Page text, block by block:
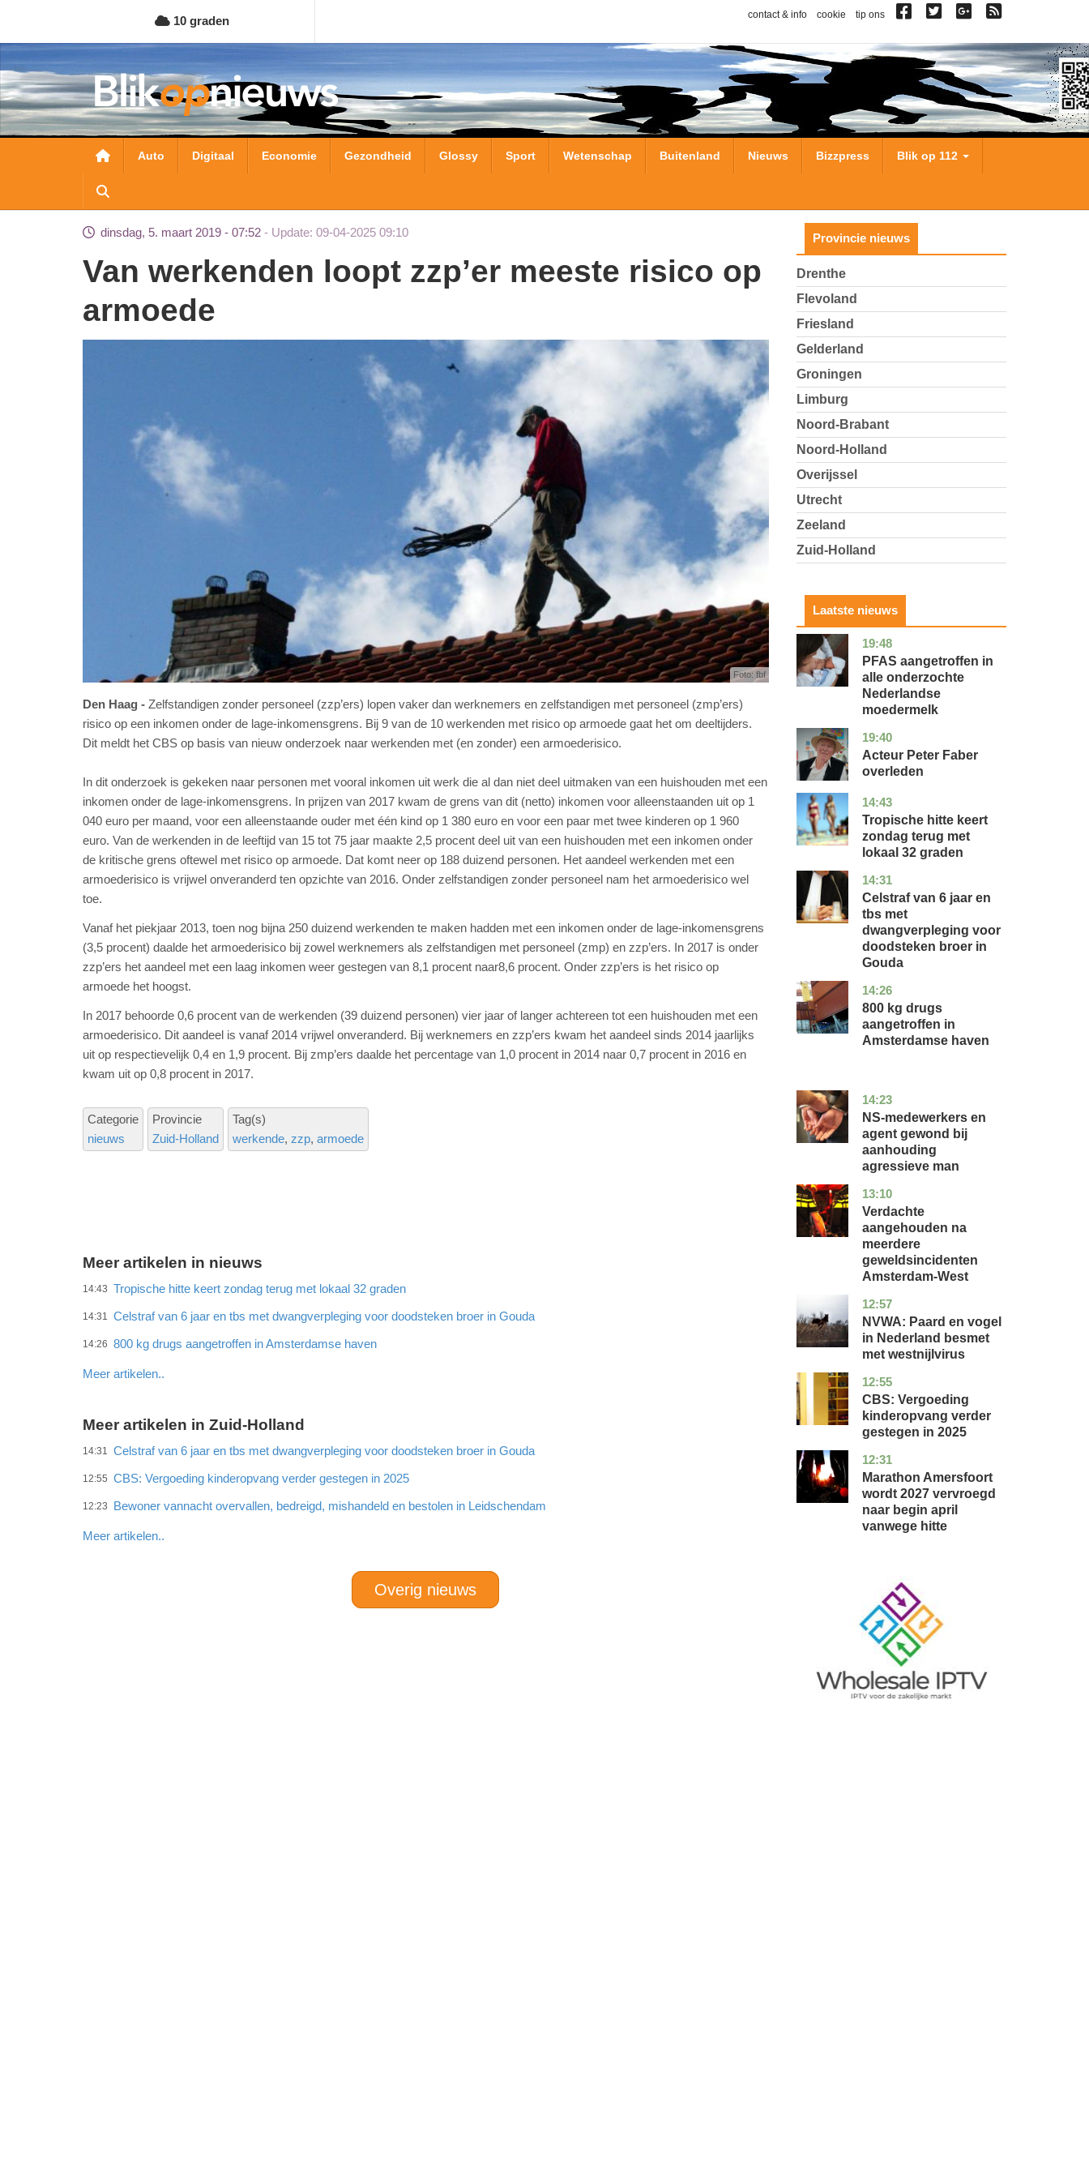
naar
de
inhoud
gaan
10 graden contact & info cookie tip ons
Hoofdnavigatie
Auto Digitaal Economie Gezondheid Glossy Sport Wetenschap Buitenland Nieuws Bizzpress Blik op 112
dinsdag, 5. maart 2019 - 07:52 Update: 09-04-2025 09:10
Van werkenden loopt zzp’er meeste risico op
armoede
Foto: fbf
Den Haag
Zelfstandigen zonder personeel (zzp’ers) lopen vaker dan werknemers en zelfstandigen met personeel (zmp’ers)
risico op een inkomen onder de lage-inkomensgrens. Bij 9 van de 10 werkenden met risico op armoede gaat het om deeltijders.
Dit meldt het CBS op basis van nieuw onderzoek naar werkenden met (en zonder) een armoederisico.
In dit onderzoek is gekeken naar personen met vooral inkomen uit werk die al dan niet deel uitmaken van een huishouden met een
inkomen onder de lage-inkomensgrens. In prijzen van 2017 kwam de grens van dit (netto) inkomen voor alleenstaanden uit op 1
040 euro per maand, voor een alleenstaande ouder met één kind op 1 380 euro en voor een paar met twee kinderen op 1 960
euro. Van de werkenden in de leeftijd van 15 tot 75 jaar maakte 2,5 procent deel uit van een huishouden met een inkomen onder
de kritische grens oftewel met risico op armoede. Dat komt neer op 188 duizend personen. Het aandeel werkenden met een
armoederisico is vrijwel onveranderd ten opzichte van 2016. Onder zelfstandigen zonder personeel nam het armoederisico wel
toe.
Vanaf het piekjaar 2013, toen nog bijna 250 duizend werkenden te maken hadden met een inkomen onder de lage-inkomensgrens
(3,5 procent) daalde het armoederisico bij zowel werknemers als zelfstandigen met personeel (zmp) en zzp’ers. In 2017 is onder
zzp’ers het aandeel met een laag inkomen weer gestegen van 8,1 procent naar8,6 procent. Onder zzp’ers is het risico op
armoede het hoogst.
In 2017 behoorde 0,6 procent van de werkenden (39 duizend personen) vier jaar of langer achtereen tot een huishouden met een
armoederisico. Dit aandeel is vanaf 2014 vrijwel onveranderd. Bij werknemers en zzp’ers kwam het aandeel sinds 2014 jaarlijks
uit op respectievelijk 0,4 en 1,9 procent. Bij zmp’ers daalde het percentage van 1,0 procent in 2014 naar 0,7 procent in 2016 en
kwam uit op 0,8 procent in 2017.
Categorie
nieuws
Provincie
Zuid-Holland
Tag(s)
werkende zzp armoede
Meer artikelen in nieuws
14:43 Tropische hitte keert zondag terug met lokaal 32 graden
14:31 Celstraf van 6 jaar en tbs met dwangverpleging voor doodsteken broer in Gouda
14:26 800 kg drugs aangetroffen in Amsterdamse haven
Meer artikelen..
Meer artikelen in Zuid-Holland
14:31 Celstraf van 6 jaar en tbs met dwangverpleging voor doodsteken broer in Gouda
12:55 CBS: Vergoeding kinderopvang verder gestegen in 2025
12:23 Bewoner vannacht overvallen, bedreigd, mishandeld en bestolen in Leidschendam
Meer artikelen..
Overig nieuws
Provincie nieuws
Drenthe
Flevoland
Friesland
Gelderland
Groningen
Limburg
Noord-Brabant
Noord-Holland
Overijssel
Utrecht
Zeeland
Zuid-Holland
Laatste nieuws
19:48
utrecht
gezondheid
PFAS aangetroffen in
alle onderzochte
Nederlandse
moedermelk
19:40
noord-
holland
glossy
Acteur Peter Faber
overleden
14:43
utrecht
nieuws
Tropische hitte keert
zondag terug met
lokaal 32 graden
14:31
zuid-
holland
nieuws
Celstraf van 6 jaar en
tbs met
dwangverpleging voor
doodsteken broer in
Gouda
14:26
noord-
holland
nieuws
800 kg drugs
aangetroffen in
Amsterdamse haven
14:23
flevoland
nieuws
NS-medewerkers en
agent gewond bij
aanhouding
agressieve man
13:10
noord-
holland
nieuws
Verdachte
aangehouden na
meerdere
geweldsincidenten
Amsterdam-West
12:57
utrecht
nieuws
NVWA: Paard en vogel
in Nederland besmet
met westnijlvirus
12:55
zuid-
holland
economie
CBS: Vergoeding
kinderopvang verder
gestegen in 2025
12:31
utrecht
nieuws
Marathon Amersfoort
wordt 2027 vervroegd
naar begin april
vanwege hitte